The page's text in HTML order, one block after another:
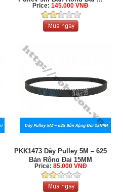
Price:145.000 VNĐ
PKK1473 Dây Pulley 5M – 625
Bản Rộng Đai 15MM
Price: 85.000 VNĐ